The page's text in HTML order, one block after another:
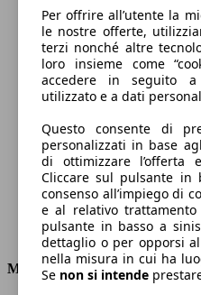
210 km/h
Velocità massima
Elettrica/Diesel
Carburante
Motore e Prestazioni
Per offrire all’utente la
le nostre offerte,
terzi nonché altre
loro insieme come
accedere in seguito
utilizzato e a dati
Questo consente di
personalizzati in base
di ottimizzare l’offerta
Cliccare sul pulsante in
consenso all’impiego di
e al relativo
pulsante in basso a
dettaglio o per opporsi
nella misura in cui ha
Se non si intende